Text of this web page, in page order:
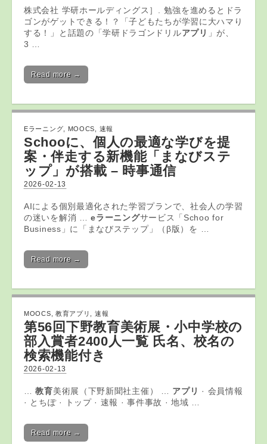
株式会社 学研ホールディングス］. 勉強を進めるとドラ
ゴンがゲットできる！？「子どもたちが学習に大ハマり
する！」と話題の「学研ドラゴンドリルアプリ 」が、
3 …
Read more →
Eラーニング MOOCS 速報
Schooに、個人の最適な学びを提
案・伴走する新機能「まなびステ
ップ」が搭載 – 時事通信
2026-02-13
AIによる個別最適化された学習プランで、社会人の学習
の迷いを解消 …eラーニングサービス「Schoo for
Business」に「まなびステップ」（β版）を …
Read more →
MOOCS 教育アプリ 速報
第56回下野教育美術展・小中学校の
部入賞者2400人一覧 氏名、校名の
検索機能付き
2026-02-13
…教育美術展（下野新聞社主催） … アプリ · 会員情報
· とちぽ · トップ · 速報 · 事件事故 · 地域 …
Read more →